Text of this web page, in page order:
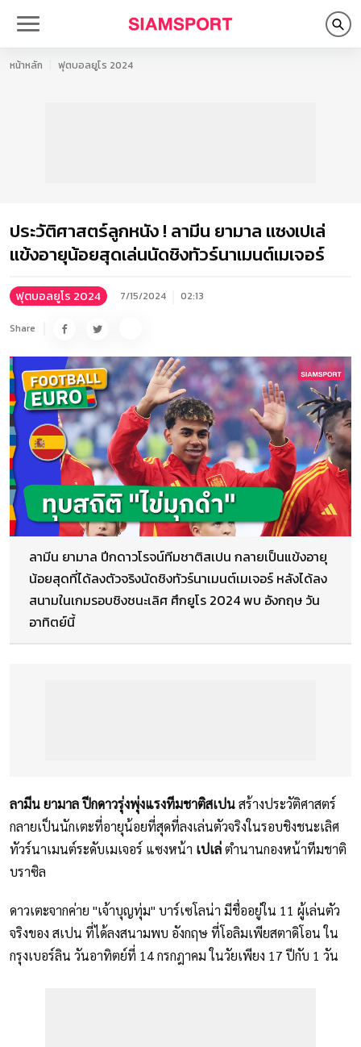
หน้าหลัก ฟุตบอลยูโร 2024
ประวัติศาสตร์ลูกหนัง ! ลามีน ยามาล แซงเปเล่
แข้งอายุน้อยสุดเล่นนัดชิงทัวร์นาเมนต์เมเจอร์
ฟุตบอลยูโร 2024 7/15/2024 02:13
Share
ลามีน ยามาล ปีกดาวโรจน์ทีมชาติสเปน กลายเป็นแข้งอายุ
น้อยสุดที่ได้ลงตัวจริงนัดชิงทัวร์นาเมนต์เมเจอร์ หลังได้ลง
สนามในเกมรอบชิงชนะเลิศ ศึกยูโร 2024 พบ อังกฤษ วัน
อาทิตย์นี้
ลามีน ยามาล ปีกดาวรุ่งพุ่งแรงทีมชาติสเปนสร้างประวัติศาสตร์
กลายเป็นนักเตะที่อายุน้อยที่สุดที่ลงเล่นตัวจริงในรอบชิงชนะเลิศ
ทัวร์นาเมนต์ระดับเมเจอร์ แซงหน้า เปเล่ตำนานกองหน้าทีมชาติ
บราซิล
ดาวเตะจากค่าย "เจ้าบุญทุ่ม" บาร์เซโลน่า มีชื่ออยู่ใน 11 ผู้เล่นตัว
จริงของ สเปน ที่ได้ลงสนามพบ อังกฤษ ที่โอลิมเพียสตาดิโอน ใน
กรุงเบอร์ลิน วันอาทิตย์ที่ 14 กรกฎาคม ในวัยเพียง 17 ปีกับ 1 วัน